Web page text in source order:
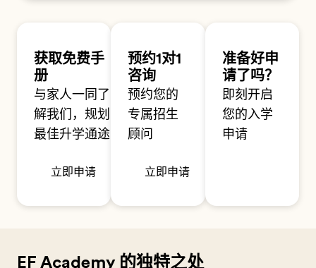
获取免费手
册
与家人一同了
解我们，规划
最佳升学通途
立即申请
预约1对1
咨询
预约您的
专属招生
顾问
立即申请
准备好申
请了吗？
即刻开启
您的入学
申请
EF Academy 的独特之处